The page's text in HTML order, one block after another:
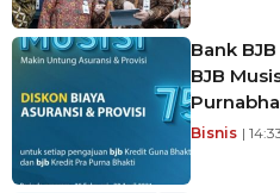
Bank
BJB
Bisnis |